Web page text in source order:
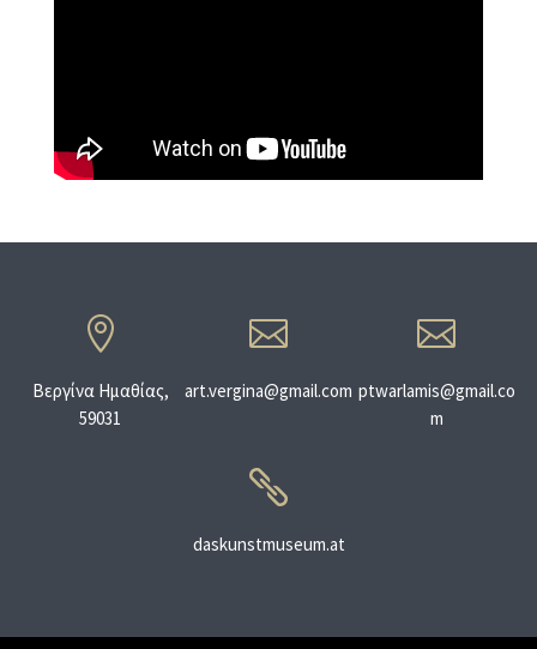

Βεργίνα Ημαθίας,
59031

art.vergina@gmail.com

ptwarlamis@gmail.co
m

daskunstmuseum.at